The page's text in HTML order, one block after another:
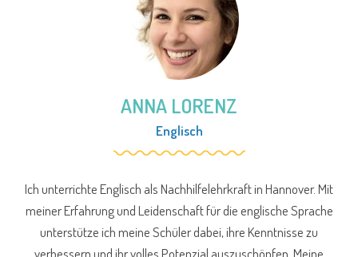
ANNA LORENZ
Englisch
Ich unterrichte Englisch als Nachhilfelehrkraft in Hannover. Mit
meiner Erfahrung und Leidenschaft für die englische Sprache
unterstütze ich meine Schüler dabei, ihre Kenntnisse zu
verbessern und ihr volles Potenzial auszuschöpfen. Meine